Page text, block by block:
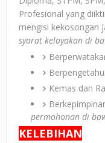
Profesional yang
mengisi kekosongan
syarat kelayakan di
Kemas dan
permohonan di
KELEBIHAN